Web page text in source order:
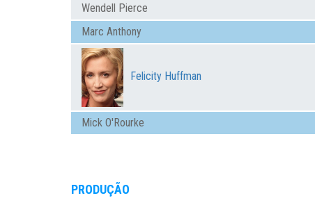
Wendell Pierce
Marc Anthony
Felicity Huffman
Mick O'Rourke
PRODUÇÃO